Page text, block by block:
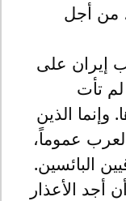
من أجل
إيران على
تأت
وإنما الذين
عموماً،
البائسين.
أجد الأعذار